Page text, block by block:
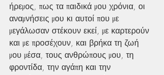
ήρεμος, πως τα παιδικά μου χρόνια, οι
αναμνήσεις μου κι αυτοί που με
μεγάλωσαν στέκουν εκεί, με καρτερούν
και με προσέχουν, και βρήκα τη ζωή
μου μέσα, τους ανθρώπους μου, τη
φροντίδα, την αγάπη και την